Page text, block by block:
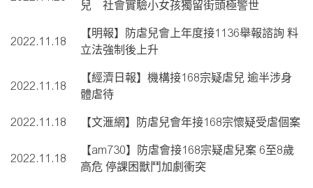
兒 社會實驗小女孩獨留街頭極警世
2022.11.18
【明報】防虐兒會上年度接1136舉報諮詢 料
立法強制後上升
2022.11.18
【經濟日報】機構接168宗疑虐兒 逾半涉身
體虐待
2022.11.18 【文滙網】防虐兒會年接168宗懷疑受虐個案
2022.11.18
【am730】防虐會接168宗疑虐兒案 6至8歲
高危 停課困獸鬥加劇衝突